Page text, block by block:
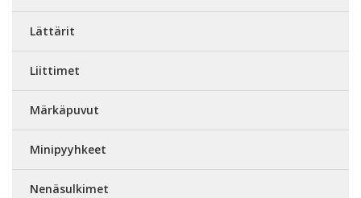
Lättärit
Liittimet
Märkäpuvut
Minipyyhkeet
Nenäsulkimet